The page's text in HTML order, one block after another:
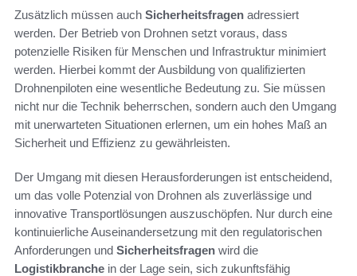
Zusätzlich müssen auch Sicherheitsfragen adressiert
werden. Der Betrieb von Drohnen setzt voraus, dass
potenzielle Risiken für Menschen und Infrastruktur minimiert
werden. Hierbei kommt der Ausbildung von qualifizierten
Drohnenpiloten eine wesentliche Bedeutung zu. Sie müssen
nicht nur die Technik beherrschen, sondern auch den Umgang
mit unerwarteten Situationen erlernen, um ein hohes Maß an
Sicherheit und Effizienz zu gewährleisten.
Der Umgang mit diesen Herausforderungen ist entscheidend,
um das volle Potenzial von Drohnen als zuverlässige und
innovative Transportlösungen auszuschöpfen. Nur durch eine
kontinuierliche Auseinandersetzung mit den regulatorischen
Anforderungen und Sicherheitsfragen wird die
Logistikbranche in der Lage sein, sich zukunftsfähig